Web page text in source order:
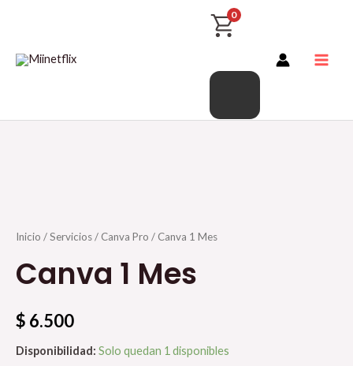
contenido
0
Inicio /Servicios/ Canva Pro / Canva 1 Mes
Canva 1 Mes
$ 6.500
Disponibilidad: Solo quedan 1 disponibles
Canva
Mes
carrito